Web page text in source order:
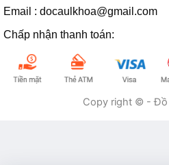
Email : docaulkhoa@gmail.com
Chấp nhận thanh toán:
Copy right © - Đồ